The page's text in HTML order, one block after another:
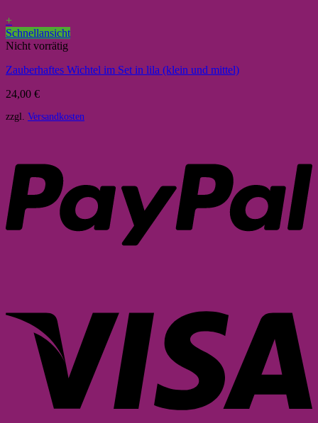
+
Schnellansicht
Nicht vorrätig
Zauberhaftes Wichtel im Set in lila (klein und mittel)
24,00 €
zzgl. Versandkosten